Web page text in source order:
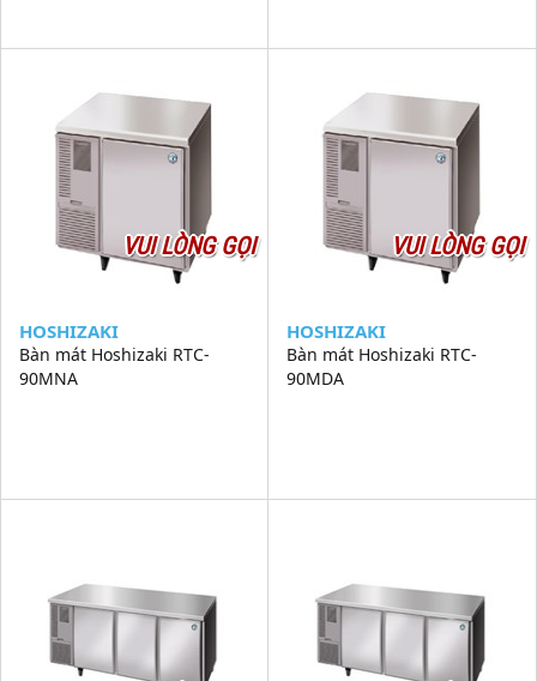
VUI LÒNG GỌI
HOSHIZAKI
Bàn mát Hoshizaki RTC-
90MNA
VUI LÒNG GỌI
HOSHIZAKI
Bàn mát Hoshizaki RTC-
90MDA